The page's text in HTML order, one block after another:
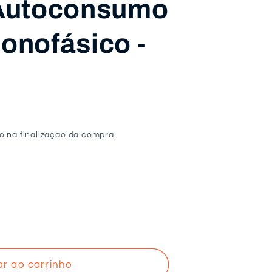
-
na finalização da compra.
ao carrinho